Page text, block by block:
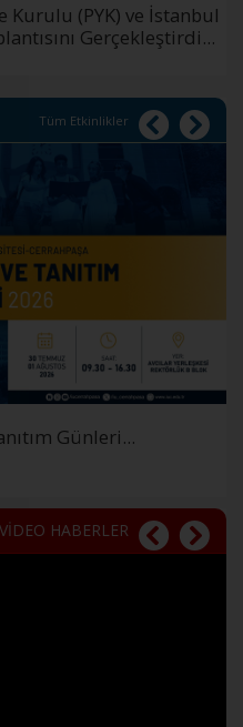
Kurulu (PYK) ve İstanbul
Gerçekleştirdi...
Tüm Etkinlikler
Günleri...
HABERLER